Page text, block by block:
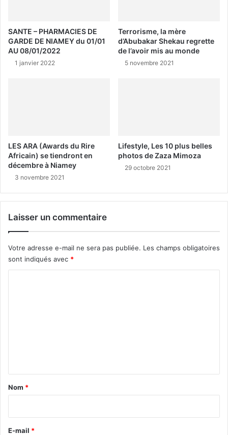
SANTE – PHARMACIES DE
GARDE DE NIAMEY du 01/01
AU 08/01/2022
1 janvier 2022
Terrorisme, la mère
d’Abubakar Shekau regrette
de l’avoir mis au monde
5 novembre 2021
LES ARA (Awards du Rire
Africain) se tiendront en
décembre à Niamey
3 novembre 2021
Lifestyle, Les 10 plus belles
photos de Zaza Mimoza
29 octobre 2021
Laisser un commentaire
Votre adresse e-mail ne sera pas publiée. Les champs obligatoires
sont indiqués avec *
a
e
Nom *
E-mail *